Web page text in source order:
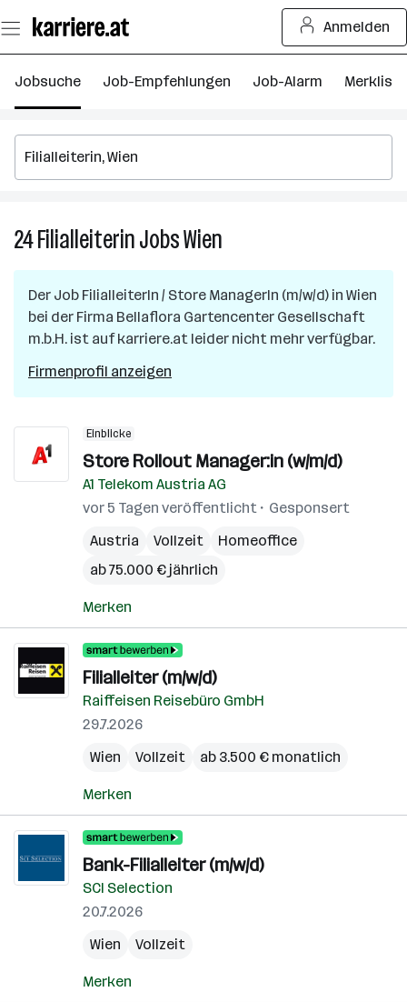
Seiteninhalt
springen
Anmelden
Jobsuche Job-Empfehlungen Job-Alarm Merkliste
24FilialleiterinJobsWien
in
Wien
Der Job FilialleiterIn / Store ManagerIn (m/w/d) in Wien
bei der Firma Bellaflora Gartencenter Gesellschaft
m.b.H. ist auf karriere.at leider nicht mehr verfügbar.
Firmenprofil anzeigen
Einblicke
Store Rollout Manager:in (w/m/d)
A1 Telekom Austria AG
vor 5 Tagen veröffentlicht
Gesponsert
Austria
Vollzeit
Homeoffice
ab 75.000 € jährlich
Merken
Filialleiter (m/w/d)
Raiffeisen Reisebüro GmbH
29.7.2026
Wien
Vollzeit ab 3.500 € monatlich
Merken
Bank-Filialleiter (m/w/d)
SCI Selection
20.7.2026
Wien
Vollzeit
Merken